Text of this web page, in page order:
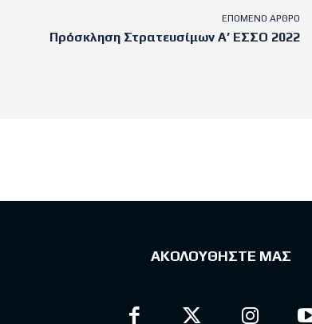
ΕΠΌΜΕΝΟ ΆΡΘΡΟ
Πρόσκληση Στρατευσίμων Α’ ΕΣΣΟ 2022
ΑΚΟΛΟΥΘΗΣΤΕ ΜΑΣ